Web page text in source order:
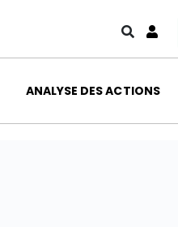
ANALYSE DES ACTIONS